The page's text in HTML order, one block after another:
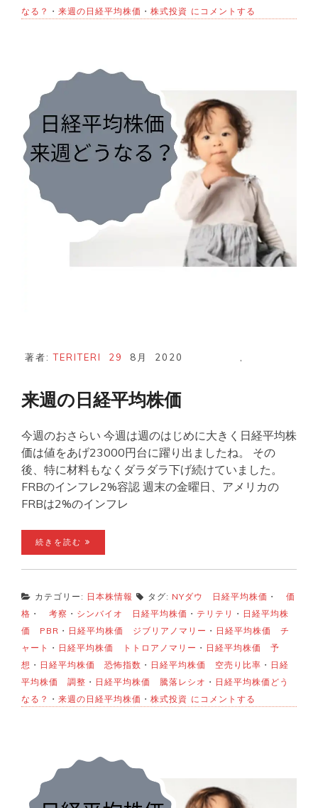
なる？ ・ 来週の日経平均株価 ・ 株式投資 9
月
にコメントする
著者:TERITERI 29 8月 2020
来週の日経平均株価
今週のおさらい 今週は週のはじめに大きく日経平均株
価は値をあげ23000円台に躍り出ましたね。 その
後、特に材料もなくダラダラ下げ続けていました。
FRBのインフレ2%容認 週末の金曜日、アメリカの
FRBは2%のインフレ
続きを読む
カテゴリー: 日本株情報 タグ: NYダウ 日経平均株価 ・
価
格 ・ 考察 ・ シンバイオ 日経平均株価 ・ テリテリ ・ 日経平均株
価 PBR ・ 日経平均株価 ジブリアノマリー ・ 日経平均株価 チ
ャート ・ 日経平均株価 トトロアノマリー ・ 日経平均株価 予
想 ・ 日経平均株価 恐怖指数 ・ 日経平均株価 空売り比率 ・ 日経
平均株価 調整 ・ 日経平均株価 騰落レシオ ・ 日経平均株価どう
なる？ ・ 来週の日経平均株価 ・ 株式投資 来
週
価
にコメントする